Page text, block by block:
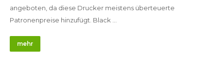
angeboten, da diese Drucker meistens überteuerte
Patronenpreise hinzufügt. Black …
mehr